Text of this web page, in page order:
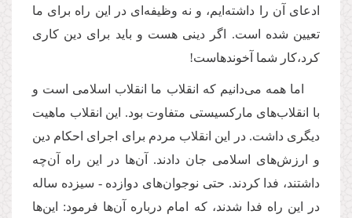
ادعای آن را داشته‌ایم، و نه وظیفه‌ای در این راه برای ما
تعیین شده است. اگر دینی هست و باید برای دین کاری
کرد،کار شما آخوندهاست!
اما همه می‌دانیم که انقلاب‌ ما انقلاب اسلامی است و
با انقلاب‌های مارکسیستی متفاوت بود. این انقلاب ماهیت
دیگری داشت. در این انقلاب مردم برای اجرای احکام دین
و ارزش‌های اسلامی جان دادند. آن‌ها در این راه آن‌چه
داشتند، فدا کردند. حتی نوجوان‌های دوازده - سیزده ساله
در این راه فدا شدند، که امام درباره آن‌ها فرمود: این‌ها